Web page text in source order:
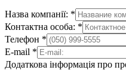
Назва компанії: *
Контактна особа: *
Телефон *
E-mail *
Додаткова інформація про